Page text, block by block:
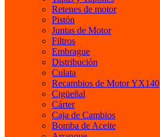
Retenes de motor
Pistón
Juntas de Motor
Filtros
Embrague
Distribución
Culata
Recambios de Motor YX140
Cigüeñal
Cárter
Caja de Cambios
Bomba de Aceite